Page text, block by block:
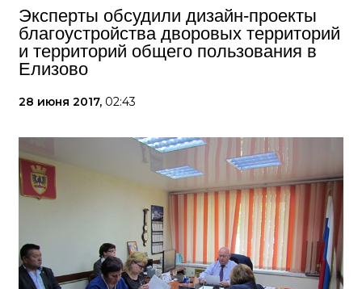
Эксперты обсудили дизайн-проекты
благоустройства дворовых территорий
и территорий общего пользования в
Елизово
28 июня 2017, 02:43